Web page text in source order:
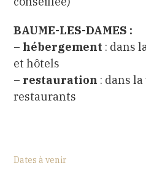
BAUME-LES-DAMES :
– hébergement : dans
et hôtels
– restauration : dans
restaurants
Dates à venir